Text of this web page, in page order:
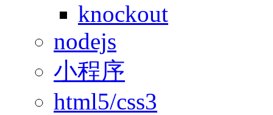
knockout
nodejs
小程序
html5/css3